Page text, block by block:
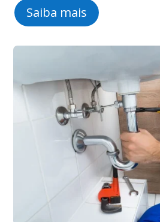
Saiba mais